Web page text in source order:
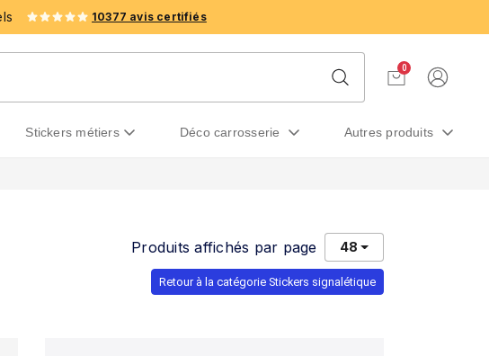
10377 avis certifiés
0
stickers métiers déco carrosserie autres produits
Produits affichés par page 48
Retour à la catégorie Stickers signalétique